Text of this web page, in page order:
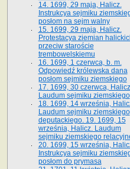
14. 1699, 29 maja, Halicz.
Instrukcya sejmiku
posłom na sejm walny
15. 1699, 29 maja, Halicz.
Protestacya ziemian
przeciw staroście
trembowelskiemu
16. 1699, 1 czerwca, b. m.
Odpowiedź królewska dana
posłom sejmiku ziemskiego
17. 1699, 30 czerwca,
Laudum sejmiku ziemskiego
18. 1699, 14 września,
Laudum sejmiku ziemskiego
deputackiego. 19. 1699, 15
września, Halicz. Laudum
sejmiku ziemskiego
20. 1699, 15 września,
Instrukcya sejmiku
posłom do prymasa